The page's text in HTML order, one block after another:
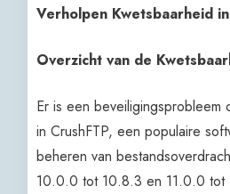
Verholpen Kwetsbaarheid
Overzicht van de
Er is een beveiligingsprobleem
in CrushFTP, een populaire
beheren van
10.0.0 tot 10.8.3 en 11.0.0 tot